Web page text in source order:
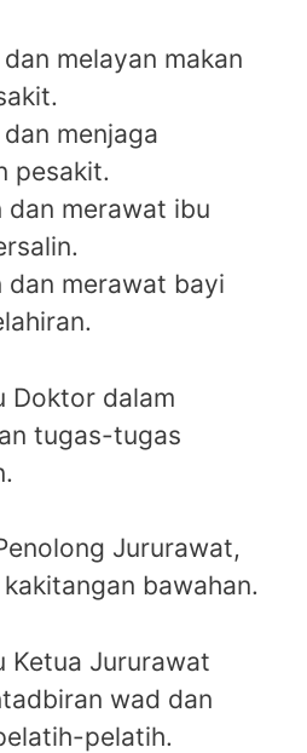
melayan makan
menjaga
pesakit.
dan merawat ibu
dan merawat bayi
Doktor dalam
tugas-tugas
Jururawat,
bawahan.
Ketua Jururawat
wad dan
pelatih.